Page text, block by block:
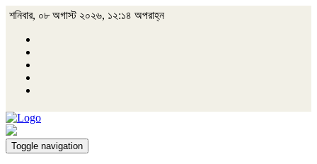
শনিবার, ০৮ অগাস্ট ২০২৬, ১২:১৪ অপরাহ্ন
Toggle navigation